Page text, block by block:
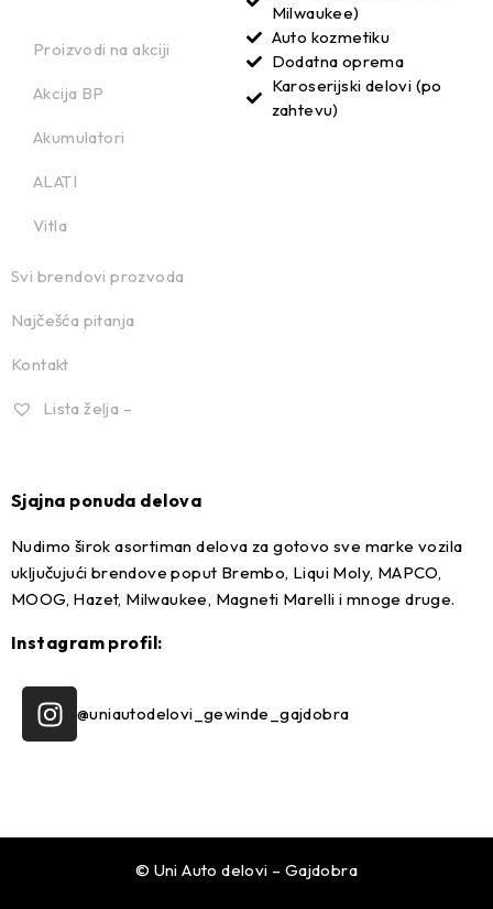
Proizvodi na akciji
Akcija BP
Akumulatori
ALATI
Vitla
Svi brendovi prozvoda
Najčešća pitanja
Kontakt
Lista želja –
Milwaukee)
Auto kozmetiku
Dodatna oprema
Karoserijski delovi (po
zahtevu)
Sjajna ponuda delova
Nudimo širok asortiman delova za gotovo sve marke vozila
uključujući brendove poput Brembo, Liqui Moly, MAPCO,
MOOG, Hazet, Milwaukee, Magneti Marelli i mnoge druge.
Instagram profil:
@uniautodelovi_gewinde_gajdobra
© Uni Auto delovi – Gajdobra